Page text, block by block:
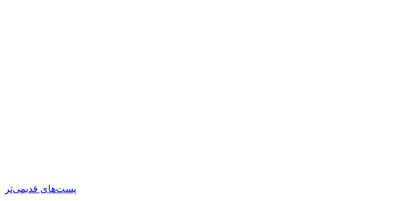
پست‌های قدیمی‌تر